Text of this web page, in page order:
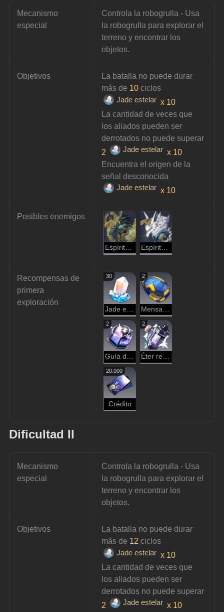
Mecanismo
especial
Controla la robogrulla - Usa
la robogrulla para explorar el
terreno y encontrar los
objetos.
Objetivos
La batalla no puede durar
más de 10 ciclos
Jade estelar x 10
La cantidad de veces que
los aliados pueden ser
derrotados no puede superar
2
Jade estelar x 10
Encuentra el origen de la
señal desconocida
Jade estelar x 10
Posibles enemigos
Espíritu de la Abundancia: Cánido Dorado Espíritu de la Abundancia: Lupo Silvano
Recompensas de
primera
exploración
30
Jade estelar
2
Mensajero del espacio hackeado
2
Guía del espíritu viajero
2
Éter refinado
20.000
Crédito
Dificultad II
Mecanismo
especial
Controla la robogrulla - Usa
la robogrulla para explorar el
terreno y encontrar los
objetos.
Objetivos
La batalla no puede durar
más de 12 ciclos
Jade estelar x 10
La cantidad de veces que
los aliados pueden ser
derrotados no puede superar
2
Jade estelar x 10